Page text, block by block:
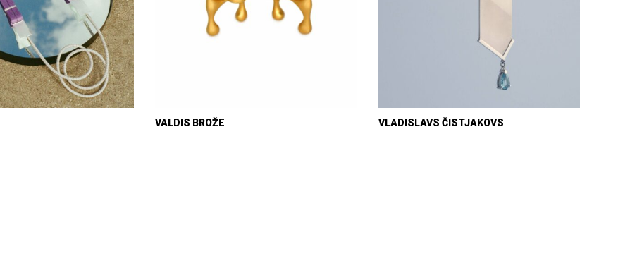
VALDIS BROŽE VLADISLAVS ČISTJAKOVS